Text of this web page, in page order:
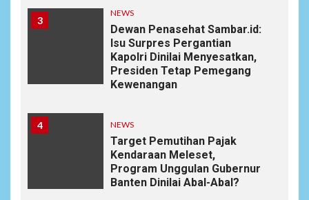
3
NEWS
Dewan Penasehat Sambar.id:
Isu Surpres Pergantian
Kapolri Dinilai Menyesatkan,
Presiden Tetap Pemegang
Kewenangan
4 NEWS
Target Pemutihan Pajak
Kendaraan Meleset,
Program Unggulan Gubernur
Banten Dinilai Abal-Abal?